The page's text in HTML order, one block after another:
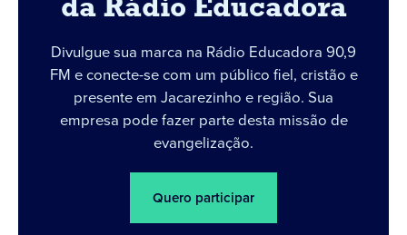
da Rádio Educadora
Divulgue sua marca na Rádio Educadora 90,9
FM e conecte-se com um público fiel, cristão e
presente em Jacarezinho e região. Sua
empresa pode fazer parte desta missão de
evangelização.
Quero participar